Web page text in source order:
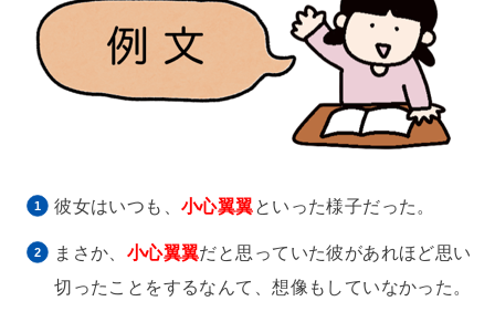
彼女はいつも、小心翼翼 といった様子だった。
まさか、 小心翼翼だと思っていた彼があれほど思い
切ったことをするなんて、想像もしていなかった。